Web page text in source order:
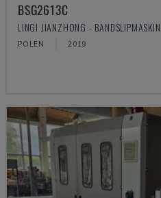
BSG2613C
LINGI JIANZHONG - BANDSLIPMASKIN
POLEN 2019